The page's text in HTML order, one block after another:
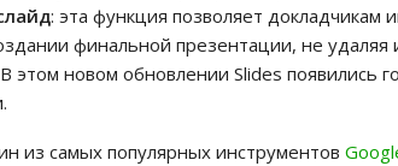
: эта функция позволяет докладчикам
финальной презентации, не удаляя
этом новом обновлении Slides появились
из самых популярных инструментов